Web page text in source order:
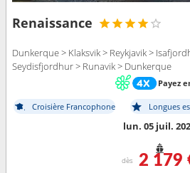
Renaissance
Dunkerque > Klaksvik > Reykjavik >
Seydisfjordhur > Runavik > Dunkerque
Payez
Croisière Francophone Longues
lun. 05 juil.
dès 2 179